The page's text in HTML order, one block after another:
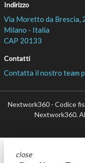
Indirizzo
Via Moretto da Brescia,
Milano - Italia
CAP 20133
Contatti
Contatta il nostro team
Nextwork360 - Codice
Nextwork360.
close